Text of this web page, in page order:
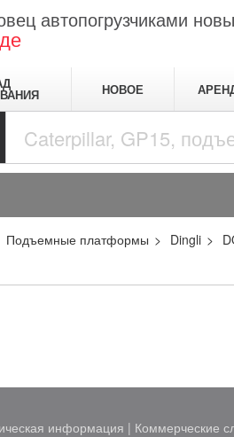
автопогрузчиками
НОВОЕ
Подъемные платформы Dingli
информация | Коммерческие